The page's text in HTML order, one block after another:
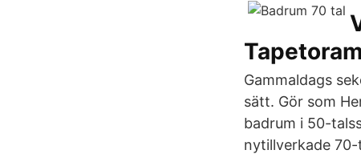
Gammaldags
sätt. Gör som
badrum i 50-
nytillverkade